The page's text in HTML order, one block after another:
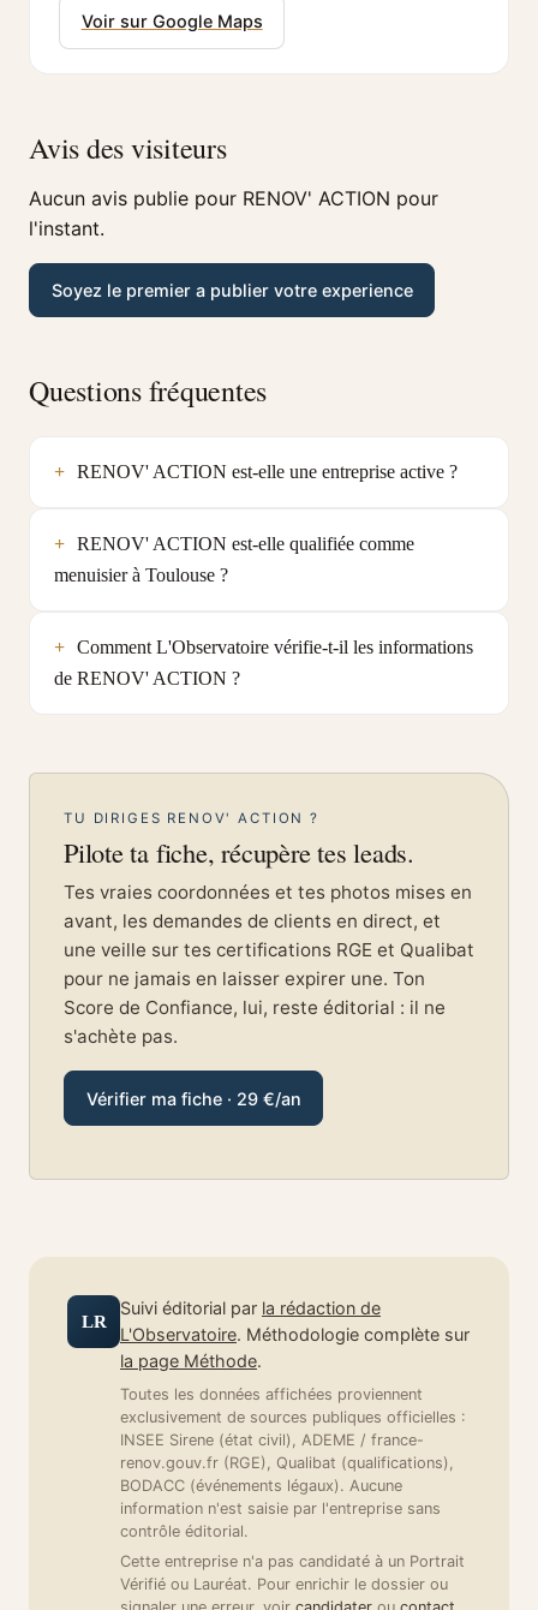
Voir sur Google Maps
Avis des visiteurs
Aucun avis publie pour RENOV' ACTION pour
l'instant.
Soyez le premier a publier votre experience
Questions fréquentes
RENOV' ACTION est-elle une entreprise active ?
RENOV' ACTION est-elle qualifiée comme
menuisier à Toulouse ?
Comment L'Observatoire vérifie-t-il les informations
de RENOV' ACTION ?
TU DIRIGES RENOV' ACTION ?
Pilote ta fiche, récupère tes leads.
Tes vraies coordonnées et tes photos mises en
avant, les demandes de clients en direct, et
une veille sur tes certifications RGE et Qualibat
pour ne jamais en laisser expirer une. Ton
Score de Confiance, lui, reste éditorial : il ne
s'achète pas.
Vérifier ma fiche · 29 €/an
LR
Suivi éditorial par la rédaction de
L'Observatoire. Méthodologie complète sur
la page Méthode.
Toutes les données affichées proviennent
exclusivement de sources publiques officielles :
INSEE Sirene (état civil), ADEME / france-
renov.gouv.fr (RGE), Qualibat (qualifications),
BODACC (événements légaux). Aucune
information n'est saisie par l'entreprise sans
contrôle éditorial.
Cette entreprise n'a pas candidaté à un Portrait
Vérifié ou Lauréat. Pour enrichir le dossier ou